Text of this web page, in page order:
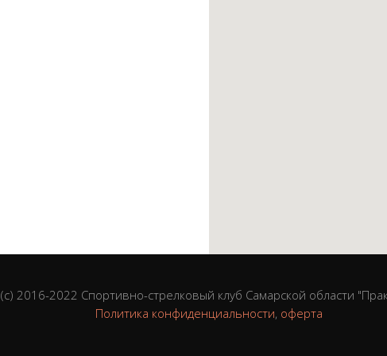
(c) 2016-2022 Спортивно-стрелковый клуб Самарской области
Политика конфиденциальности, оферта